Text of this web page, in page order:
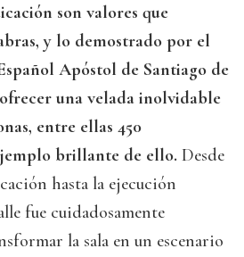
son valores que
y lo demostrado por el
Apóstol de Santiago de
una velada inolvidable
entre ellas 450
brillante de ello. Desde
hasta la ejecución
fue cuidadosamente
la sala en un escenario